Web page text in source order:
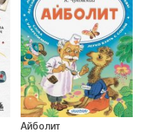
Айболит